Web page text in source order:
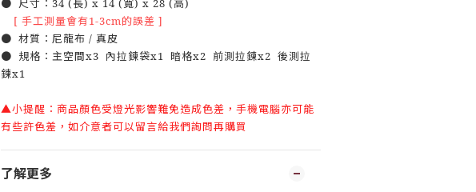
● 尺寸：34 (長) x 14 (寬) x 28 (高)
[ 手工測量會有1-3cm的誤差 ]
● 材質：尼龍布 / 真皮
● 規格：主空間x3 內拉鍊袋x1 暗格x2 前測拉鍊x2 後測拉
鍊x1
▲小提醒：商品顏色受燈光影響難免造成色差，手機電腦亦可能
有些許色差，如介意者可以留言給我們詢問再購買
了解更多